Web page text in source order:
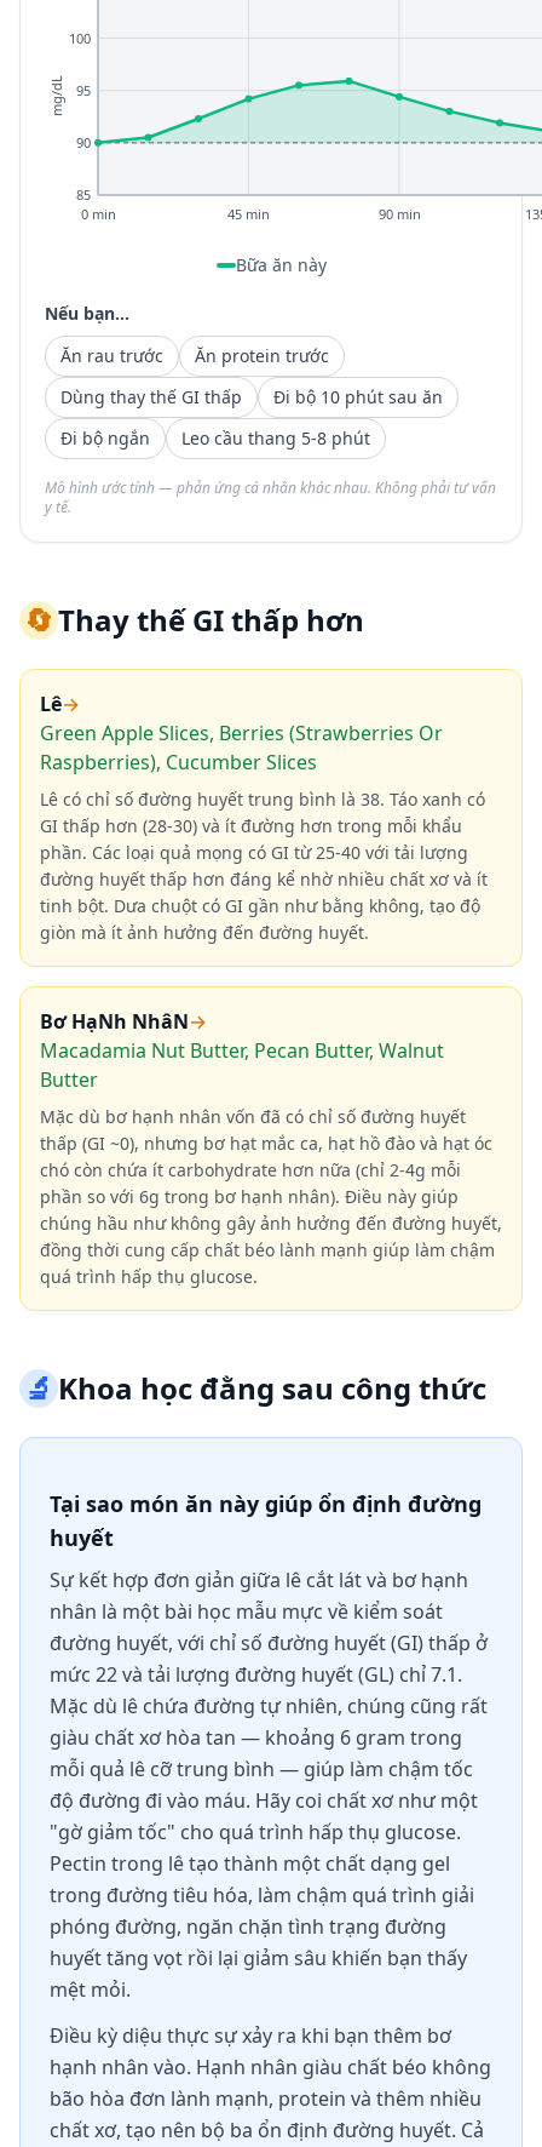
85
90
95
100
0 min 45 min 90 min
mg/dL
Bữa ăn này
Nếu bạn...
Ăn rau trước
Ăn protein trước
Dùng thay thế GI thấp
Đi bộ 10 phút sau ăn
Đi bộ ngắn
Leo cầu thang 5-8 phút
Mô hình ước tính — phản ứng cá nhân khác nhau. Không phải tư vấn
y tế.
🔄Thay thế GI thấp hơn
Lê→
Green Apple Slices, Berries (Strawberries Or
Raspberries), Cucumber Slices
Lê có chỉ số đường huyết trung bình là 38. Táo xanh có
GI thấp hơn (28-30) và ít đường hơn trong mỗi khẩu
phần. Các loại quả mọng có GI từ 25-40 với tải lượng
đường huyết thấp hơn đáng kể nhờ nhiều chất xơ và ít
tinh bột. Dưa chuột có GI gần như bằng không, tạo độ
giòn mà ít ảnh hưởng đến đường huyết.
Bơ HạNh NhâN→
Macadamia Nut Butter, Pecan Butter, Walnut
Butter
Mặc dù bơ hạnh nhân vốn đã có chỉ số đường huyết
thấp (GI ~0), nhưng bơ hạt mắc ca, hạt hồ đào và hạt óc
chó còn chứa ít carbohydrate hơn nữa (chỉ 2-4g mỗi
phần so với 6g trong bơ hạnh nhân). Điều này giúp
chúng hầu như không gây ảnh hưởng đến đường huyết,
đồng thời cung cấp chất béo lành mạnh giúp làm chậm
quá trình hấp thụ glucose.
🔬Khoa học đằng sau công thức
Tại sao món ăn này giúp ổn định đường
huyết
Sự kết hợp đơn giản giữa lê cắt lát và bơ hạnh
nhân là một bài học mẫu mực về kiểm soát
đường huyết, với chỉ số đường huyết (GI) thấp ở
mức 22 và tải lượng đường huyết (GL) chỉ 7.1.
Mặc dù lê chứa đường tự nhiên, chúng cũng rất
giàu chất xơ hòa tan — khoảng 6 gram trong
mỗi quả lê cỡ trung bình — giúp làm chậm tốc
độ đường đi vào máu. Hãy coi chất xơ như một
"gờ giảm tốc" cho quá trình hấp thụ glucose.
Pectin trong lê tạo thành một chất dạng gel
trong đường tiêu hóa, làm chậm quá trình giải
phóng đường, ngăn chặn tình trạng đường
huyết tăng vọt rồi lại giảm sâu khiến bạn thấy
mệt mỏi.
Điều kỳ diệu thực sự xảy ra khi bạn thêm bơ
hạnh nhân vào. Hạnh nhân giàu chất béo không
bão hòa đơn lành mạnh, protein và thêm nhiều
chất xơ, tạo nên bộ ba ổn định đường huyết. Cả